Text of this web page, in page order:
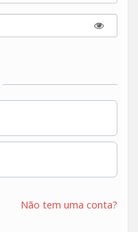
Não tem uma conta?